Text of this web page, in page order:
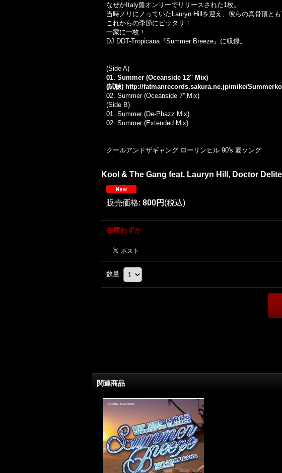
なぜかItaly盤オンリーでリリースされた1枚。
当時ノリにノっていたLauryn Hillを迎え、彼らの真骨頂と
これからの季節にピッタリ！
一家に一枚！
DJ DDT-Tropicana『Summer Breeze』に収録。
(Side A)
01. Summer (Oceanside 12'' Mix)
(試聴) http://fatmanrecords.sakura.ne.jp/mike/
02. Summer (Oceanside 7'' Mix)
(Side B)
01. Summer (De-Phazz Mix)
02. Summer (Extended Mix)
クールアンドザギャング ローリンヒル 90's 夏ソング
Kool & The Gang feat. Lauryn Hill, Doctor
販売価格: 800円 (税込)
在庫わずか
数量:
関連商品